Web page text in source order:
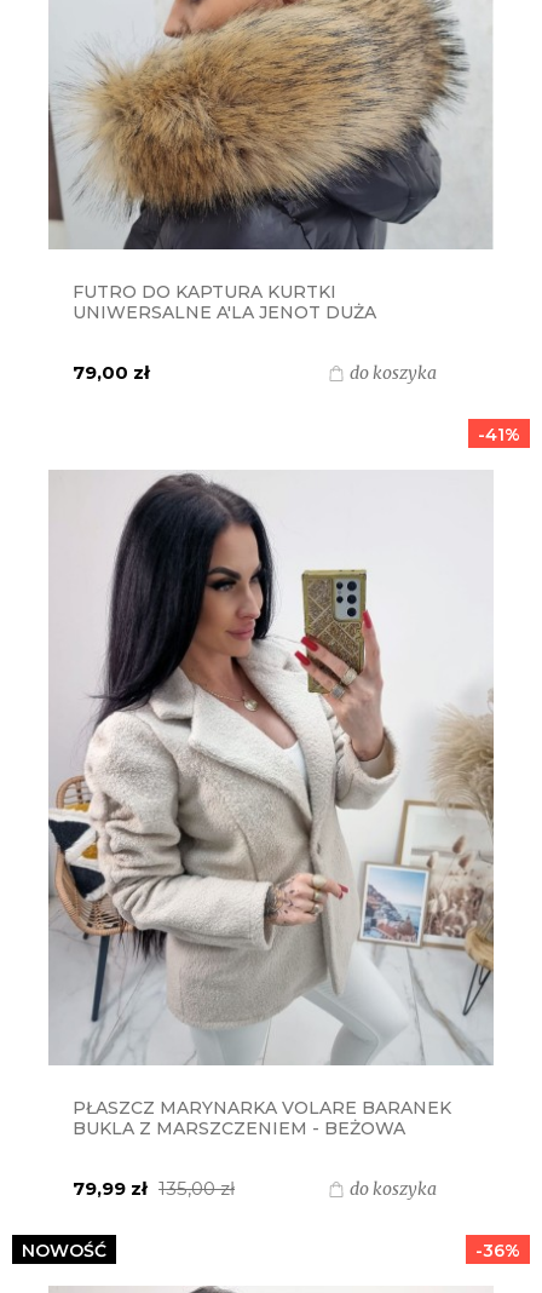
FUTRO DO KAPTURA KURTKI
UNIWERSALNE A'LA JENOT DUŻA
79,00 zł do koszyka
PŁASZCZ MARYNARKA VOLARE BARANEK
BUKLA Z MARSZCZENIEM - BEŻOWA
79,99 zł 135,00 zł do koszyka
-41%
-36%
NOWOŚĆ